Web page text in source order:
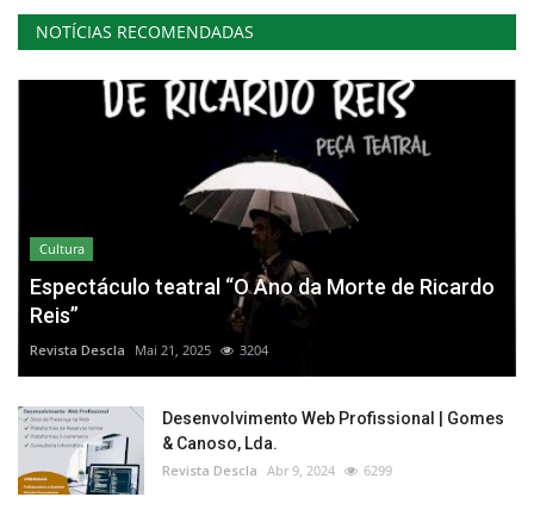
NOTÍCIAS RECOMENDADAS
Cultura
Espectáculo teatral “O Ano da Morte de Ricardo
Reis”
Revista Descla Mai 21, 2025 3204
Desenvolvimento Web Profissional | Gomes
& Canoso, Lda.
Revista Descla Abr 9, 2024 6299